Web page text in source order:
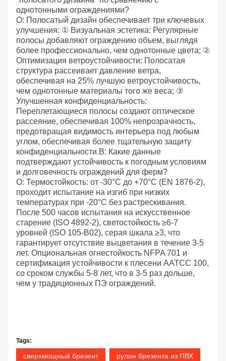
однотонными ограждениями?
О: Полосатый дизайн обеспечивает три ключевых
улучшения: ① Визуальная эстетика: Регулярные
полосы добавляют ограждению объем, выглядя
более профессионально, чем однотонные цвета; ②
Оптимизация ветроустойчивости: Полосатая
структура рассеивает давление ветра,
обеспечивая на 25% лучшую ветроустойчивость,
чем однотонные материалы того же веса; ③
Улучшенная конфиденциальность:
Переплетающиеся полосы создают оптическое
рассеяние, обеспечивая 100% непрозрачность,
предотвращая видимость интерьера под любым
углом, обеспечивая более тщательную защиту
конфиденциальности.В: Какие данные
подтверждают устойчивость к погодным условиям
и долговечность ограждений для ферм?
О: Термостойкость: от -30°C до +70°C (EN 1876-2),
проходит испытание на изгиб при низких
температурах при -20°C без растрескивания.
После 500 часов испытания на искусственное
старение (ISO 4892-2), светостойкость ≥6-7
уровней (ISO 105-B02), серая шкала ≥3, что
гарантирует отсутствие выцветания в течение 3-5
лет. Опциональная огнестойкость NFPA 701 и
сертификация устойчивости к плесени AATCC 100,
со сроком службы 5-8 лет, что в 3-5 раз дольше,
чем у традиционных ПЭ ограждений.
Tags:
сверхмощный брезент рулон брезента из ПВХ